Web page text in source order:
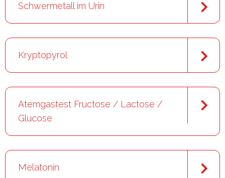
Schwermetall im Urin
Kryptopyrol
Atemgastest Fructose / Lactose /
Glucose
Melatonin